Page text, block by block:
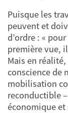
Puisque les
peuvent et
d’ordre : «
première vue,
Mais en réalité,
conscience de
mobilisation
reconductible
économique et